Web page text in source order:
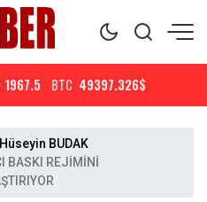
1967.5 BTC 49397.326$
Hüseyin BUDAK
BASKI REJİMİNİ